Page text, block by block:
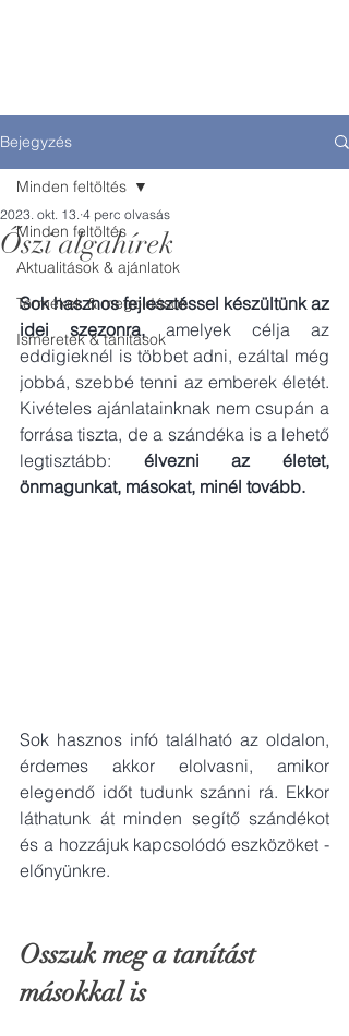
Bejegyzés
Minden feltöltés
Aktualitások & ajánlatok
Termékek & megoldások
Ismeretek & tanítások
Minden feltöltés
Őszi algahírek
2023. okt. 13. 4 perc olvasás
Sok hasznos fejlesztéssel készültünk az
idei szezonra, amelyek célja az
eddigieknél is többet adni, ezáltal még
jobbá, szebbé tenni az emberek életét.
Kivételes ajánlatainknak nem csupán a
forrása tiszta, de a szándéka is a lehető
legtisztább: élvezni az életet,
önmagunkat, másokat, minél tovább.
Sok hasznos infó található az oldalon,
érdemes akkor elolvasni, amikor
elegendő időt tudunk szánni rá. Ekkor
láthatunk át minden segítő szándékot
és a hozzájuk kapcsolódó eszközöket -
előnyünkre.
Osszuk meg a tanítást
másokkal is